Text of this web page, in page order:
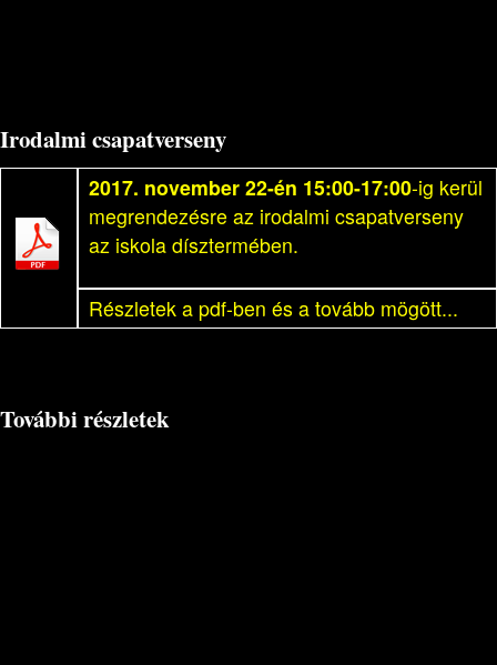
Irodalmi csapatverseny
2017. november 22-én 15:00-17:00-ig kerül
megrendezésre az irodalmi csapatverseny
az iskola dísztermében.
Részletek a pdf-ben és a tovább mögött...
További részletek